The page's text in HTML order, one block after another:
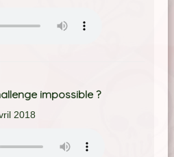
impossible ?
2018